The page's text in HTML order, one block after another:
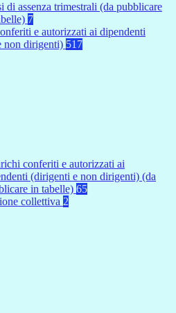
di assenza trimestrali (da pubblicare
7
e autorizzati ai dipendenti
non dirigenti) 517
conferiti e autorizzati ai
(dirigenti e non dirigenti) (da
in tabelle) 65
collettiva 2